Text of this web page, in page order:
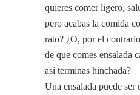
quieres comer ligero,
pero acabas la comida
rato? ¿O, por el
de que comes ensalada
así terminas hinchada?
Una ensalada puede ser